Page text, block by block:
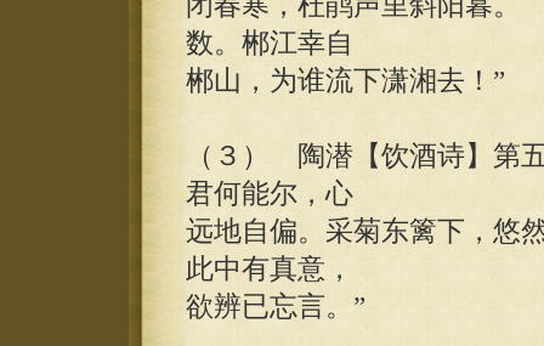
数。郴江幸自
郴山，为谁流下潇湘去！”
（３） 陶潜【饮酒诗】第
君何能尔，心
远地自偏。采菊东篱下，悠
此中有真意，
欲辨已忘言。”